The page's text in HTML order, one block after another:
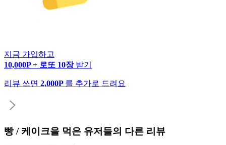
지금 가입하고
10,000P + 로또 10장 받기
리뷰 쓰면 2,000P 를 추가로 드려요
빵 / 케이크을 먹은 유저들의 다른 리뷰